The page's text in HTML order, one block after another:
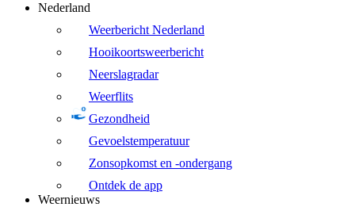
Nederland
Weerbericht Nederland
Hooikoortsweerbericht
Neerslagradar
Weerflits
Gezondheid
Gevoelstemperatuur
Zonsopkomst en -ondergang
Ontdek de app
Weernieuws